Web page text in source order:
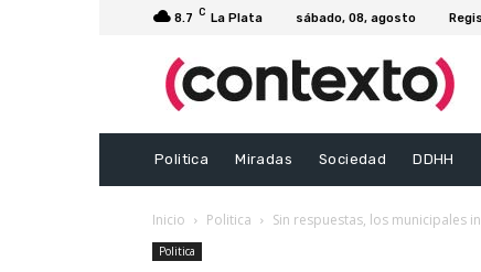
8.7 C La Plata sábado, 08, agosto
Politica Miradas Sociedad DDHH
Inicio Politica Sin respuestas, los municipales
Politica